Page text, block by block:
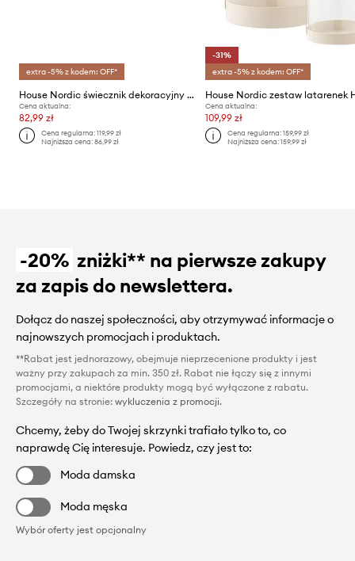
extra -5% z kodem: OFF*
House Nordic świecznik dekoracyjny 2-pack
Cena aktualna:
82,99 zł
Cena regularna:119,99 zł
Najniższa cena:86,99 zł
-31%
extra -5% z kodem: OFF*
Cena aktualna:
109,99 zł
Cena regularna: 159,99 zł
Najniższa cena: 159,99 zł
-20% zniżki** na pierwsze zakupy
za zapis do newslettera.
Dołącz do naszej społeczności, aby otrzymywać informacje o
najnowszych promocjach i produktach.
**Rabat jest jednorazowy, obejmuje nieprzecenione produkty i jest
ważny przy zakupach za min. 350 zł. Rabat nie łączy się z innymi
promocjami, a niektóre produkty mogą być wyłączone z rabatu.
Szczegóły na stronie: wykluczenia z promocji.
Chcemy, żeby do Twojej skrzynki trafiało tylko to, co
naprawdę Cię interesuje. Powiedz, czy jest to:
Moda damska
Moda męska
Wybór oferty jest opcjonalny